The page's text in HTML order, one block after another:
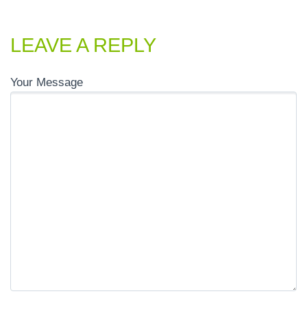
LEAVE A REPLY
Your Message